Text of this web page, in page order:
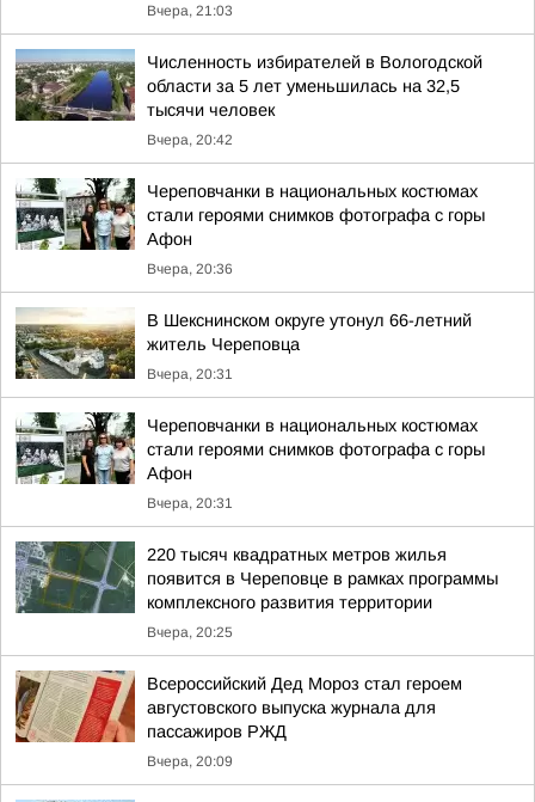
Вчера, 21:03
Численность избирателей в Вологодской
области за 5 лет уменьшилась на 32,5
тысячи человек
Вчера, 20:42
Череповчанки в национальных костюмах
стали героями снимков фотографа с горы
Афон
Вчера, 20:36
В Шекснинском округе утонул 66-летний
житель Череповца
Вчера, 20:31
Череповчанки в национальных костюмах
стали героями снимков фотографа с горы
Афон
Вчера, 20:31
220 тысяч квадратных метров жилья
появится в Череповце в рамках программы
комплексного развития территории
Вчера, 20:25
Всероссийский Дед Мороз стал героем
августовского выпуска журнала для
пассажиров РЖД
Вчера, 20:09